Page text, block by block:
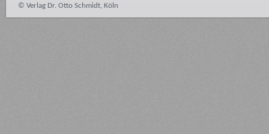
© Verlag Dr. Otto Schmidt, Köln